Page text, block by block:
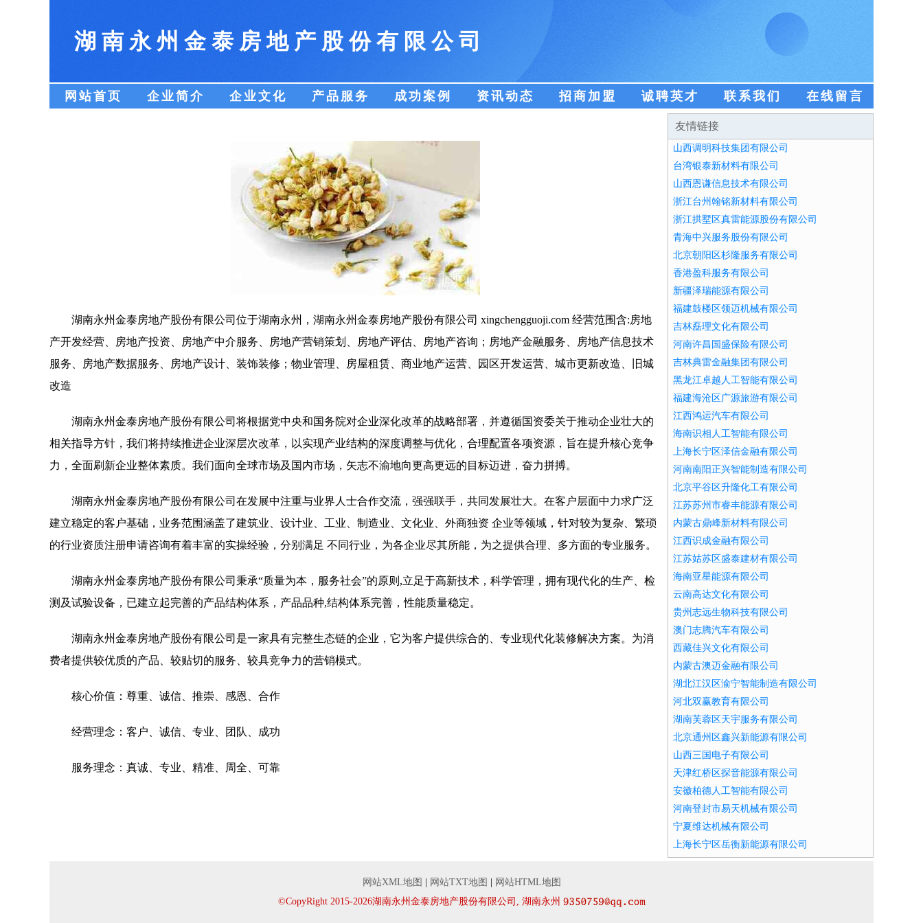
湖南永州金泰房地产股份有限公司
网站首页 企业简介 企业文化 产品服务 成功案例 资讯动态 招商加盟 诚聘英才 联系我们 在线留言
湖南永州金泰房地产股份有限公司位于湖南永州，湖南永州金泰房地产股份有限公司 xingchengguoji.com 经营范围含:房地
产开发经营、房地产投资、房地产中介服务、房地产营销策划、房地产评估、房地产咨询；房地产金融服务、房地产信息技术
服务、房地产数据服务、房地产设计、装饰装修；物业管理、房屋租赁、商业地产运营、园区开发运营、城市更新改造、旧城
改造
湖南永州金泰房地产股份有限公司将根据党中央和国务院对企业深化改革的战略部署，并遵循国资委关于推动企业壮大的
相关指导方针，我们将持续推进企业深层次改革，以实现产业结构的深度调整与优化，合理配置各项资源，旨在提升核心竞争
力，全面刷新企业整体素质。我们面向全球市场及国内市场，矢志不渝地向更高更远的目标迈进，奋力拼搏。
湖南永州金泰房地产股份有限公司在发展中注重与业界人士合作交流，强强联手，共同发展壮大。在客户层面中力求广泛
建立稳定的客户基础，业务范围涵盖了建筑业、设计业、工业、制造业、文化业、外商独资 企业等领域，针对较为复杂、繁琐
的行业资质注册申请咨询有着丰富的实操经验，分别满足 不同行业，为各企业尽其所能，为之提供合理、多方面的专业服务。
湖南永州金泰房地产股份有限公司秉承“质量为本，服务社会”的原则,立足于高新技术，科学管理，拥有现代化的生产、检
测及试验设备，已建立起完善的产品结构体系，产品品种,结构体系完善，性能质量稳定。
湖南永州金泰房地产股份有限公司是一家具有完整生态链的企业，它为客户提供综合的、专业现代化装修解决方案。为消
费者提供较优质的产品、较贴切的服务、较具竞争力的营销模式。
核心价值：尊重、诚信、推崇、感恩、合作
经营理念：客户、诚信、专业、团队、成功
服务理念：真诚、专业、精准、周全、可靠
友情链接
山西调明科技集团有限公司
台湾银泰新材料有限公司
山西恩谦信息技术有限公司
浙江台州翰铭新材料有限公司
浙江拱墅区真雷能源股份有限公司
青海中兴服务股份有限公司
北京朝阳区杉隆服务有限公司
香港盈科服务有限公司
新疆泽瑞能源有限公司
福建鼓楼区领迈机械有限公司
吉林磊理文化有限公司
河南许昌国盛保险有限公司
吉林典雷金融集团有限公司
黑龙江卓越人工智能有限公司
福建海沧区广源旅游有限公司
江西鸿运汽车有限公司
海南识相人工智能有限公司
上海长宁区泽信金融有限公司
河南南阳正兴智能制造有限公司
北京平谷区升隆化工有限公司
江苏苏州市睿丰能源有限公司
内蒙古鼎峰新材料有限公司
江西识成金融有限公司
江苏姑苏区盛泰建材有限公司
海南亚星能源有限公司
云南高达文化有限公司
贵州志远生物科技有限公司
澳门志腾汽车有限公司
西藏佳兴文化有限公司
内蒙古澳迈金融有限公司
湖北江汉区渝宁智能制造有限公司
河北双赢教育有限公司
湖南芙蓉区天宇服务有限公司
北京通州区鑫兴新能源有限公司
山西三国电子有限公司
天津红桥区探音能源有限公司
安徽柏德人工智能有限公司
河南登封市易天机械有限公司
宁夏维达机械有限公司
上海长宁区岳衡新能源有限公司
网站XML地图 网站TXT地图
网站HTML地图
©CopyRight 2015-2026湖南永州金泰房地产股份有限公司, 湖南永州